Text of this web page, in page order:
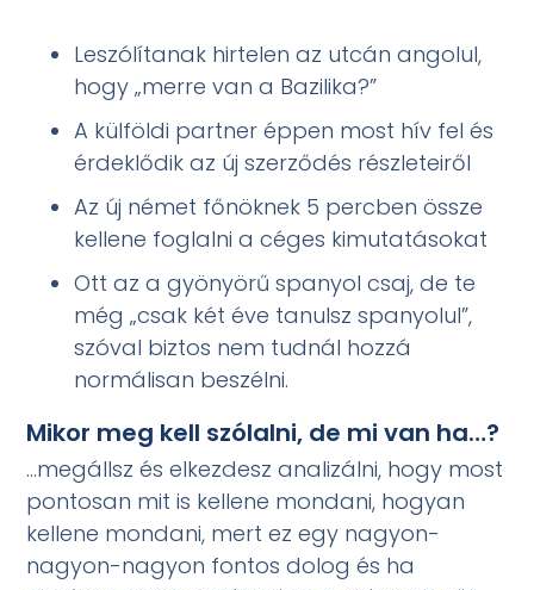
Leszólítanak hirtelen az utcán angolul,
hogy „merre van a Bazilika?”
A külföldi partner éppen most hív fel és
érdeklődik az új szerződés részleteiről
Az új német főnöknek 5 percben össze
kellene foglalni a céges kimutatásokat
Ott az a gyönyörű spanyol csaj, de te
még „csak két éve tanulsz spanyolul”,
szóval biztos nem tudnál hozzá
normálisan beszélni.
Mikor meg kell szólalni, de mi van ha…?
…megállsz és elkezdesz analizálni, hogy most
pontosan mit is kellene mondani, hogyan
kellene mondani, mert ez egy nagyon-
nagyon-nagyon fontos dolog és ha